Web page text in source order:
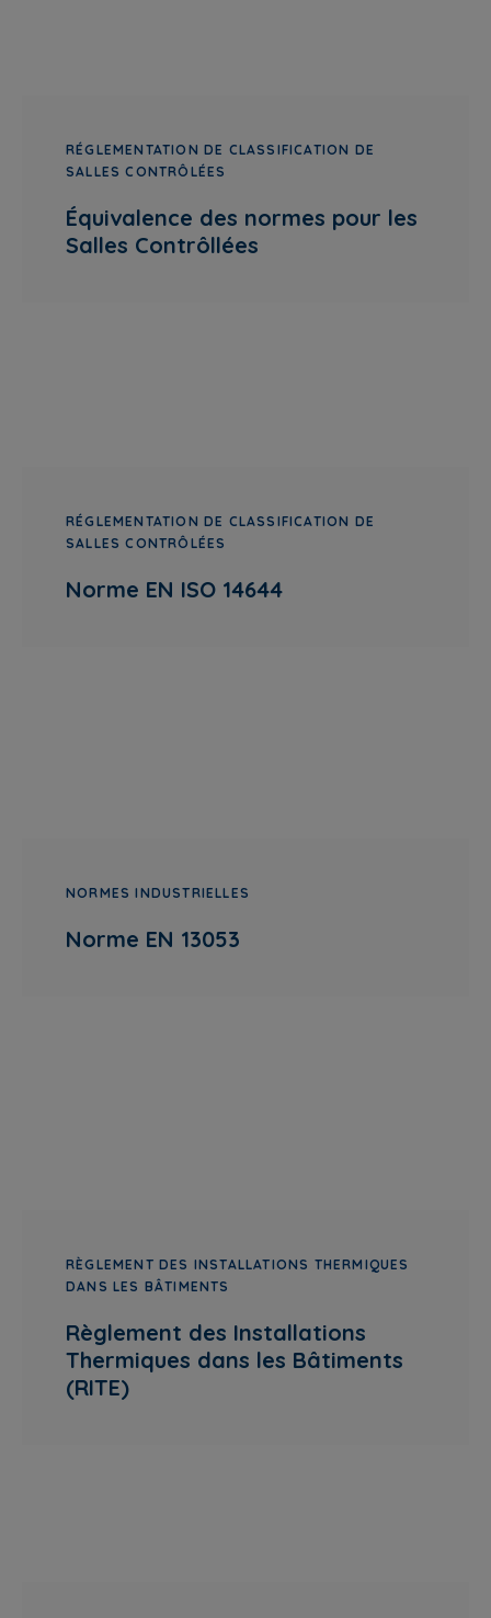
RÉGLEMENTATION DE CLASSIFICATION DE
SALLES CONTRÔLÉES
Équivalence des normes pour les
Salles Contrôllées
RÉGLEMENTATION DE CLASSIFICATION DE
SALLES CONTRÔLÉES
Norme EN ISO 14644
NORMES INDUSTRIELLES
Norme EN 13053
RÈGLEMENT DES INSTALLATIONS THERMIQUES
DANS LES BÂTIMENTS
Règlement des Installations
Thermiques dans les Bâtiments
(RITE)